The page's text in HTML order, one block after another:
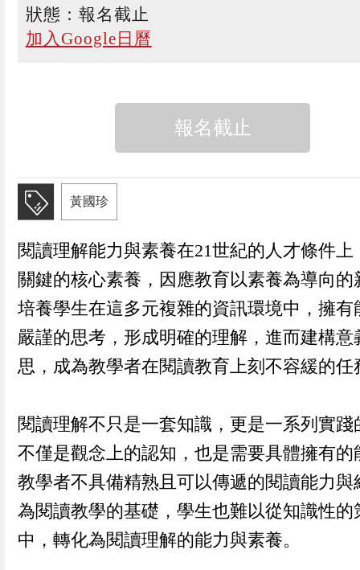
狀態：報名截止
加入Google日曆
報名截止
黃國珍
閱讀理解能力與素養在21世紀的人才條件上
關鍵的核心素養，因應教育以素養為導向的
培養學生在這多元複雜的資訊環境中，擁有
嚴謹的思考，形成明確的理解，進而建構意
思，成為教學者在閱讀教育上刻不容緩的任
閱讀理解不只是一套知識，更是一系列實踐
不僅是觀念上的認知，也是需要具體擁有的
教學者不具備精熟且可以傳遞的閱讀能力與
為閱讀教學的基礎，學生也難以從知識性的
中，轉化為閱讀理解的能力與素養。